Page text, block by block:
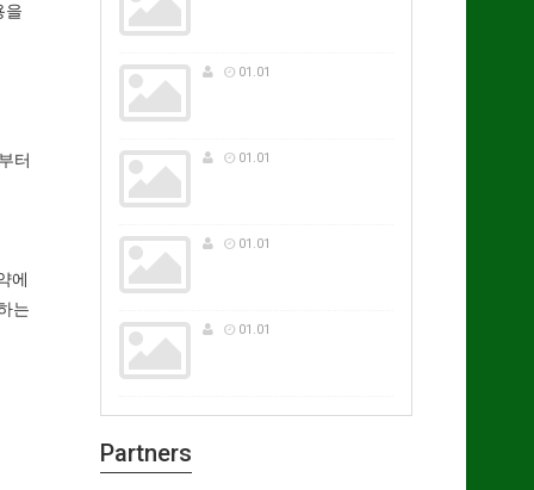
을
터
에
는
01.01
01.01
01.01
01.01
Partners